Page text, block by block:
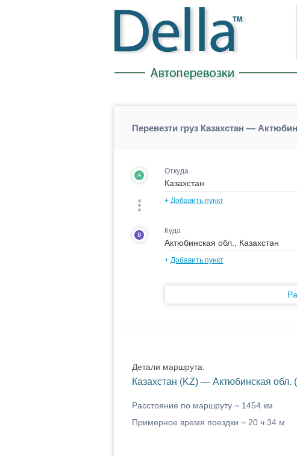
Перевезти груз Казахстан —
A Откуда
+ Добавить пункт
B Куда
+ Добавить пункт
Детали маршрута:
Казахстан (KZ) — Актюбинская обл.
Расстояние по маршруту ~ 1454 км
Примерное время поездки ~ 20 ч 34 м